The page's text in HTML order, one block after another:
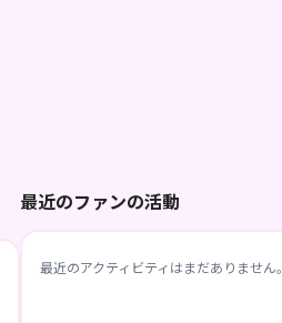
最近のファンの活動
最近のアクティビティはまだありません。